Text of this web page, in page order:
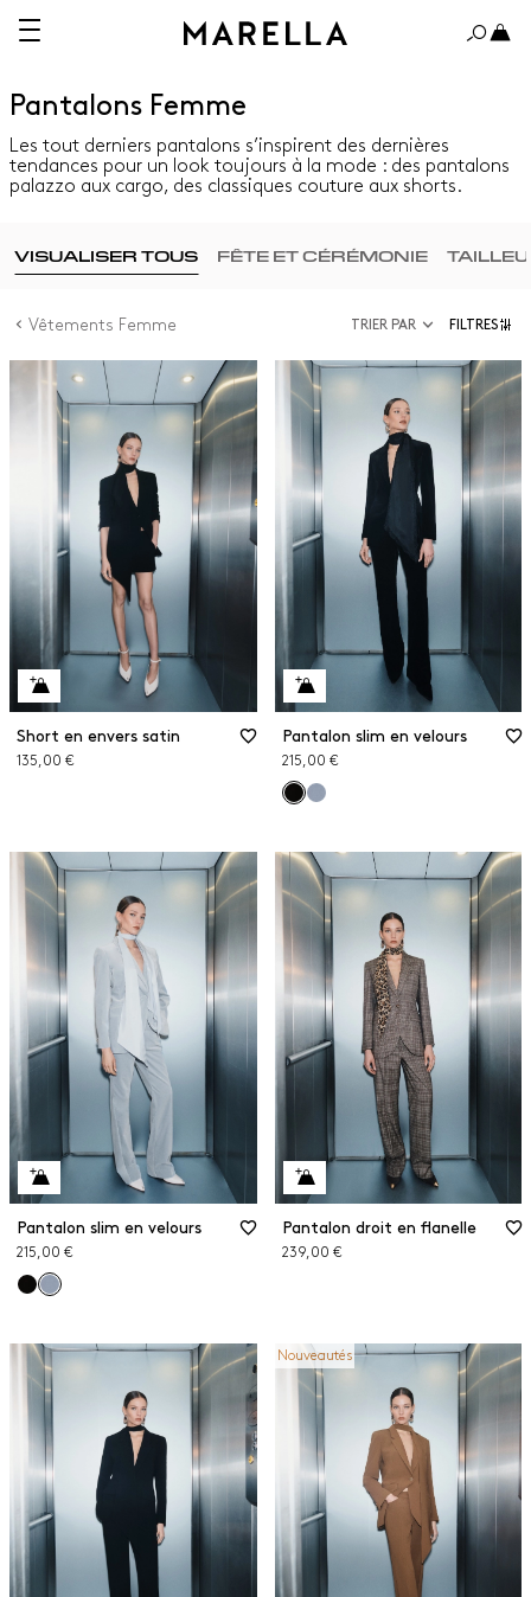
Pantalons Femme
Les tout derniers pantalons s’inspirent des dernières
tendances pour un look toujours à la mode : des pantalons
palazzo aux cargo, des classiques couture aux shorts.
VISUALISER TOUS FÊTE ET CÉRÉMONIE
Vêtements Femme TRIER PAR FILTRES
Short en envers satin
135,00 €
Pantalon slim en velours
215,00 €
Pantalon slim en velours
215,00 €
Pantalon droit en flanelle
239,00 €
Nouveautés